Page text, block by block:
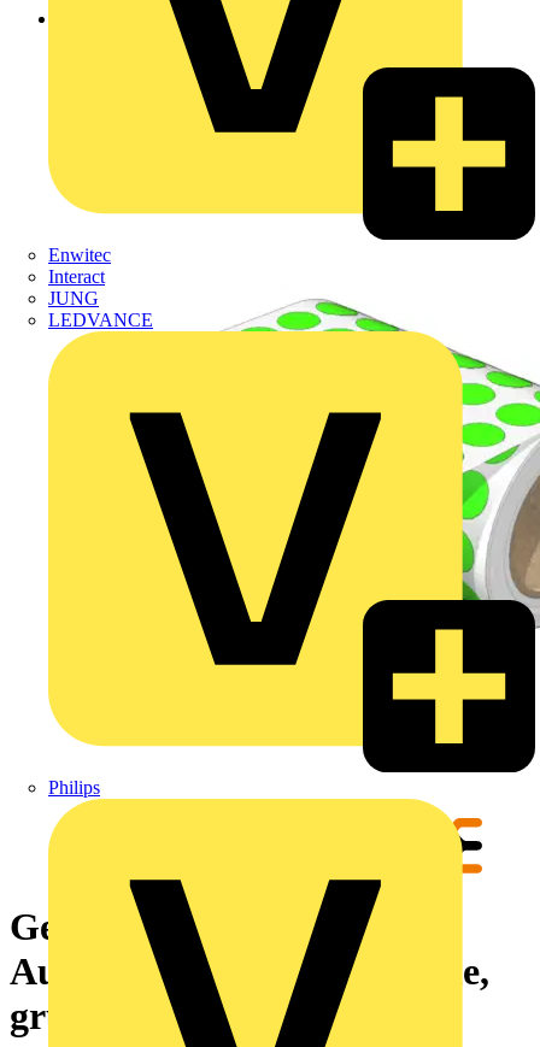
Enwitec
Interact
JUNG
LEDVANCE
Philips
Zurück zu Produkte
Gerätemarkierung,
Aufgedruckte Zeichen: ohne,
grün, -30...90 °C